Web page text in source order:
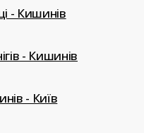
- Кишинів
- Кишинів
- Київ